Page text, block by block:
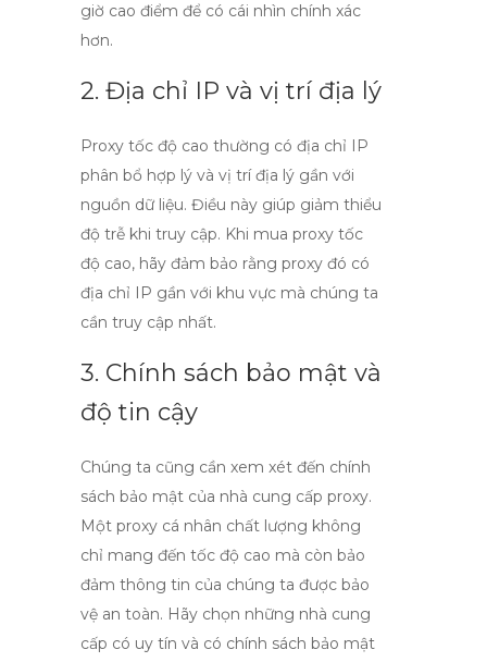
giờ cao điểm để có cái nhìn chính xác
hơn.
2. Địa chỉ IP và vị trí địa lý
Proxy tốc độ cao thường có địa chỉ IP
phân bổ hợp lý và vị trí địa lý gần với
nguồn dữ liệu. Điều này giúp giảm thiểu
độ trễ khi truy cập. Khi mua proxy tốc
độ cao, hãy đảm bảo rằng proxy đó có
địa chỉ IP gần với khu vực mà chúng ta
cần truy cập nhất.
3. Chính sách bảo mật và
độ tin cậy
Chúng ta cũng cần xem xét đến chính
sách bảo mật của nhà cung cấp proxy.
Một proxy cá nhân chất lượng không
chỉ mang đến tốc độ cao mà còn bảo
đảm thông tin của chúng ta được bảo
vệ an toàn. Hãy chọn những nhà cung
cấp có uy tín và có chính sách bảo mật